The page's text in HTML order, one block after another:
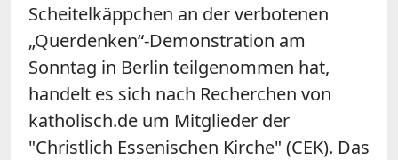
Scheitelkäppchen an der verbotenen
„Querdenken“-Demonstration am
Sonntag in Berlin teilgenommen hat,
handelt es sich nach Recherchen von
katholisch.de um Mitglieder der
"Christlich Essenischen Kirche" (CEK). Das